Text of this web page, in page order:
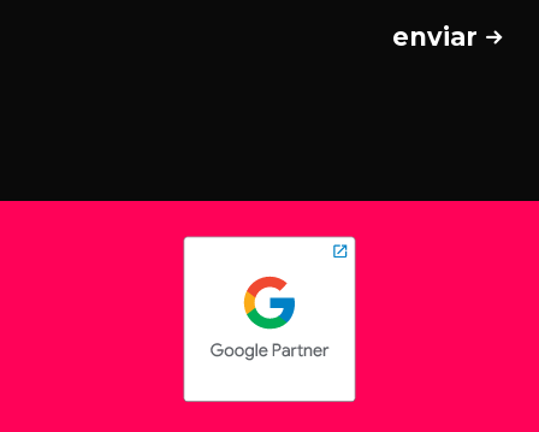
enviar